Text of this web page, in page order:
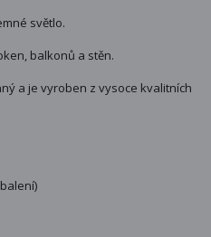
světlo.
balkonů a stěn.
a je vyroben z vysoce kvalitních